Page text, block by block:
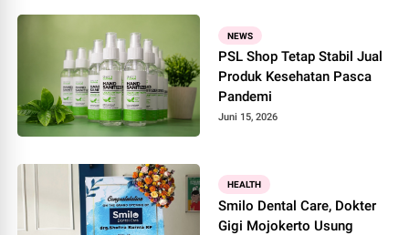
NEWS
PSL Shop Tetap Stabil Jual
Produk Kesehatan Pasca
Pandemi
Juni 15, 2026
HEALTH
Smilo Dental Care, Dokter
Gigi Mojokerto Usung